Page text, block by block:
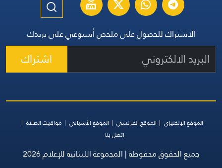
الاشتراك للحصول على ملخص أسبوعي على بريدك
اشتراك
الموقع الإنكليزي الموقع الفرنسي الموقع الأسباني
مواقيت الصلاة
اتصل بنا
جميع الحقوق محفوظة | المجموعة اللبنانية للإعلام 2026